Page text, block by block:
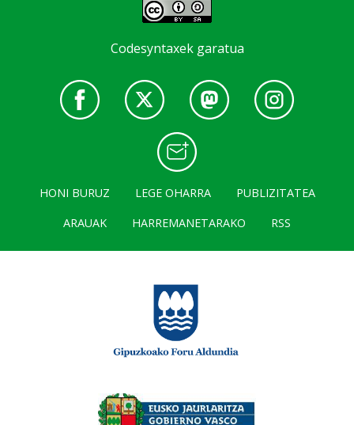
Codesyntaxek garatua
HONI BURUZ LEGE OHARRA
PUBLIZITATEA
ARAUAK
HARREMANETARAKO RSS